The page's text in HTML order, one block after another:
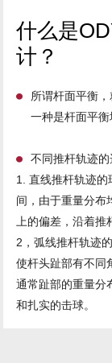
什么是
计？
所谓杆面平衡
一种是杆面平
不同推杆轨迹
1. 直线推杆轨迹
间，由于重量分布
上的偏差，沿着推
2，弧线推杆轨迹
使杆头趾部有不同
通常趾部的重量分
和扎实的击球。